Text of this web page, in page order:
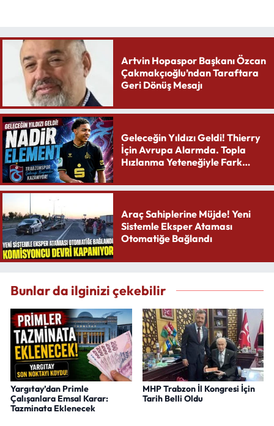
Artvin Hopaspor Başkanı Özcan
Çakmakçıoğlu’ndan Taraftara
Geri Dönüş Mesajı
Geleceğin Yıldızı Geldi! Thierry
İçin Avrupa Alarmda. Topla
Hızlanma Yeteneğiyle Fark
Araç Sahiplerine Müjde! Yeni
Sistemle Eksper Ataması
Otomatiğe Bağlandı
Bunlar da ilginizi çekebilir
Yargıtay’dan Primle
Çalışanlara Emsal Karar:
Tazminata Eklenecek
MHP Trabzon İl Kongresi İçin
Tarih Belli Oldu